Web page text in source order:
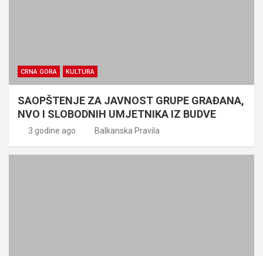
CRNA GORA KULTURA
SAOPŠTENJE ZA JAVNOST GRUPE GRAĐANA,
NVO I SLOBODNIH UMJETNIKA IZ BUDVE
3 godine ago Balkanska Pravila